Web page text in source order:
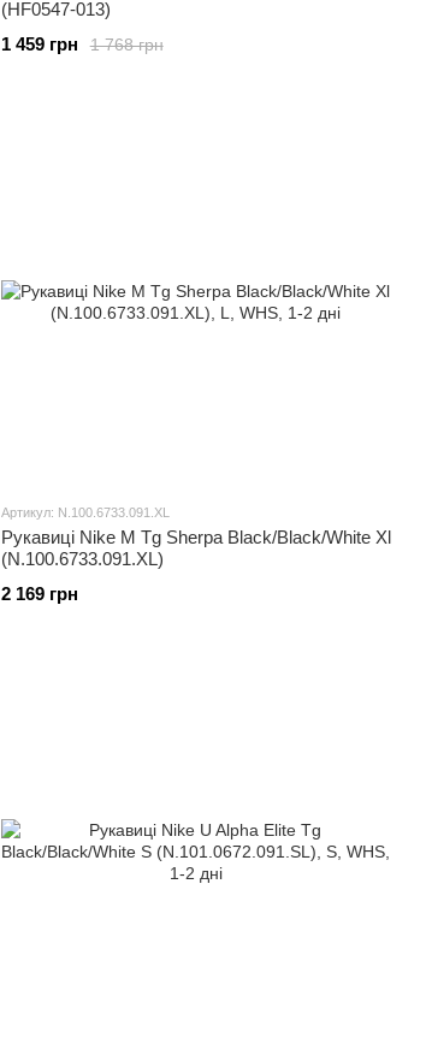
(HF0547-013)
1 768 грн
1 459 грн
Артикул: N.100.6733.091.XL
Рукавиці Nike M Tg Sherpa Black/Black/White Xl
(N.100.6733.091.XL)
2 169 грн